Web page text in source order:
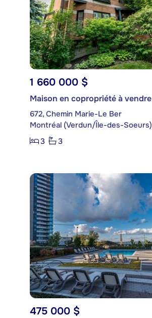
1 660 000 $
Maison en copropriété à vendre
672, Chemin Marie-Le Ber
Montréal (Verdun/Île-des-Soeurs)
3
3
475 000 $